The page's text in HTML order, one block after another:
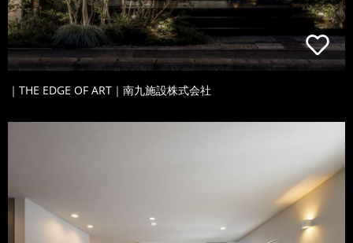
｜THE EDGE OF ART｜南九施設株式会社